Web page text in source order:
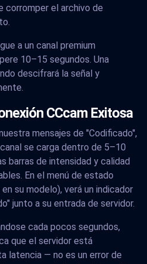
corromper el archivo de
a un canal premium
10–15 segundos. Una
descifrará la señal y
CCcam Exitosa
mensajes de "Codificado",
canal se carga dentro de 5–10
barras de intensidad y calidad
En el menú de estado
su modelo), verá un indicador
junto a su entrada de servidor.
cada pocos segundos,
que el servidor está
latencia — no es un error de